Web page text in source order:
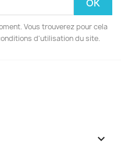
Vous trouverez pour cela
d'utilisation du site.
